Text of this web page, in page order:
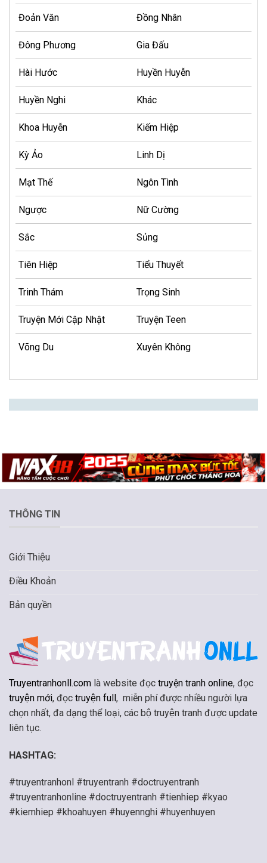
Đoản Văn Đồng Nhân
Đông Phương Gia Đấu
Hài Hước Huyền Huyễn
Huyền Nghi Khác
Khoa Huyễn Kiếm Hiệp
Kỳ Ảo Linh Dị
Mạt Thế Ngôn Tình
Ngược Nữ Cường
Sắc Sủng
Tiên Hiệp Tiểu Thuyết
Trinh Thám Trọng Sinh
Truyện Mới Cập Nhật Truyện Teen
Võng Du Xuyên Không
THÔNG TIN
Giới Thiệu
Điều Khoản
Bản quyền
Truyentranhonll.com là website đọc truyện tranh online, đọc
truyện mới, đọc truyện full, miễn phí được nhiều người lựa
chọn nhất, đa dạng thể loại, các bộ truyện tranh được update
liên tục.
HASHTAG:
#truyentranhonl #truyentranh #doctruyentranh
#truyentranhonline #doctruyentranh #tienhiep #kyao
#kiemhiep #khoahuyen #huyennghi #huyenhuyen